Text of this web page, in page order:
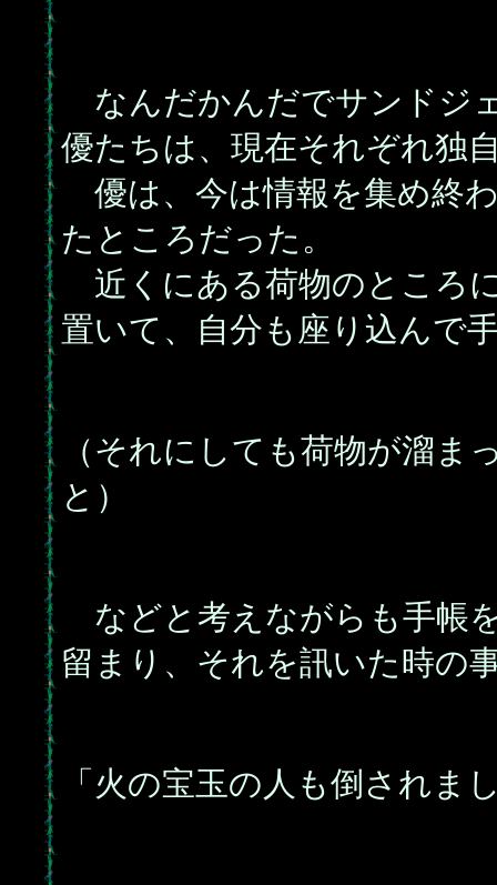
なんだかんだでサンドジ
優たちは、現在それぞれ独
優は、今は情報を集め終
たところだった。
近くにある荷物のところ
置いて、自分も座り込んで
（それにしても荷物が溜
と）
などと考えながらも手帳
留まり、それを訊いた時の
「火の宝玉の人も倒され